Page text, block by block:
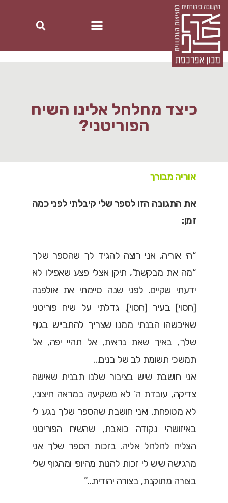
כיצד מחלחל אלינו השיח
הפוריטני?
אוריה מבורך
את התגובה הזו לספר שלי קיבלתי לפני כמה
זמן:
“הי אוריה, אני רוצה להגיד לך שהספר שלך
“מה את מבקשת”, תיקן אצלי פצע שאפילו לא
ידעתי שקיים. לפני שנה סיימתי את אולפנה
[חסוי] בעיר [חסוי]. גדלתי על שיח פוריטני
שאיכשהו הבנתי ממנו שצריך להתבייש בגוף
שלך, באיך שאת נראית, אל תהיי יפה, אל
תמשכי תשומת לב של בנים…
אני חושבת שיש בציבור שלנו תבנית שאישה
צדיקה, עובדת ה’ לא משקיעה במראה חיצוני,
לא מטופחת. ואני חושבת שהספר שלך נגע לי
באיזושהי נקודה כואבת, שהשיח הפוריטני
הצליח לחלחל אליה. בזכות הספר שלך אני
מרגישה שיש לי זכות להנות מהיופי ומהגוף שלי
בצורה מתוקנת, בצורה יהודית…”